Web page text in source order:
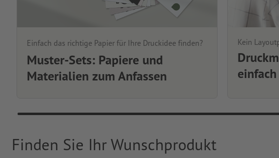
Einfach das richtige Papier für Ihre Druckidee finden?
Muster-Sets: Papiere und
Materialien zum Anfassen
Kein
Finden Sie Ihr Wunschprodukt